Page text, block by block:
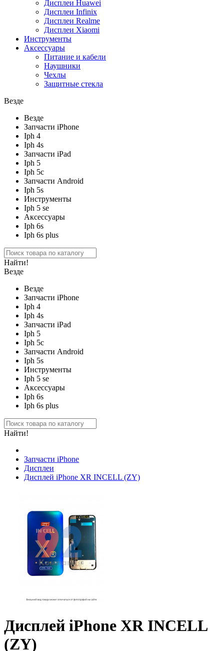
Дисплеи Huawei
Дисплеи Infinix
Дисплеи Realme
Дисплеи Xiaomi
Инструменты
Аксессуары
Питание и кабели
Наушники
Чехлы
Защитные стекла
Везде
Везде
Запчасти iPhone
Iph 4
Iph 4s
Запчасти iPad
Iph 5
Iph 5c
Запчасти Android
Iph 5s
Инструменты
Iph 5 se
Аксессуары
Iph 6s
Iph 6s plus
Найти!
Везде
Везде
Запчасти iPhone
Iph 4
Iph 4s
Запчасти iPad
Iph 5
Iph 5c
Запчасти Android
Iph 5s
Инструменты
Iph 5 se
Аксессуары
Iph 6s
Iph 6s plus
Найти!
Запчасти iPhone
Дисплеи
Дисплей iPhone XR INCELL (ZY)
Дисплей iPhone XR INCELL
(ZY)